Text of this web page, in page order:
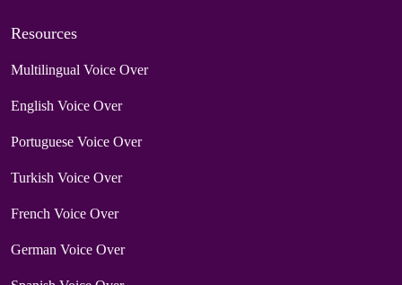
Resources
Multilingual Voice Over
English Voice Over
Portuguese Voice Over
Turkish Voice Over
French Voice Over
German Voice Over